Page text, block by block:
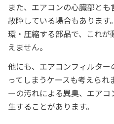
また、エアコンの心臓部と
故障している場合もありま
環・圧縮する部品で、これ
えません。
他にも、エアコンフィルタ
ってしまうケースも考えられ
ーの汚れによる異臭、エア
生することがあります。